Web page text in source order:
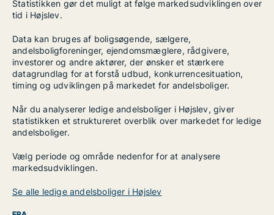
Statistikken gør det muligt at følge markedsudviklingen over
tid i Højslev.
Data kan bruges af boligsøgende, sælgere,
andelsboligforeninger, ejendomsmæglere, rådgivere,
investorer og andre aktører, der ønsker et stærkere
datagrundlag for at forstå udbud, konkurrencesituation,
timing og udviklingen på markedet for andelsboliger.
Når du analyserer ledige andelsboliger i Højslev, giver
statistikken et struktureret overblik over markedet for ledige
andelsboliger.
Vælg periode og område nedenfor for at analysere
markedsudviklingen.
Se alle ledige andelsboliger i Højslev